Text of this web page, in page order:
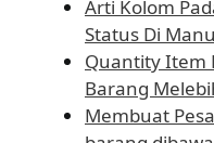
Arti Kolom
Status Di
Quantity Item
Barang
Membuat